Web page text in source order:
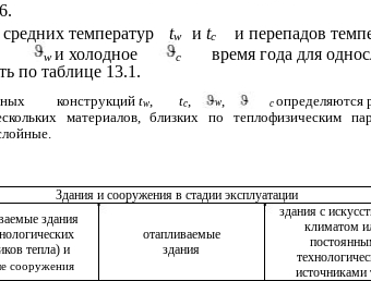
температур
tw и tc
и перепадов
wи холодное c
время года для
по таблице 13.1.
конструкций tw, tc, w, c определяются
материалов, близких по теплофизическим
Здания и сооружения в стадии эксплуатации
здания
здания с
климатом
отапливаемые
тепла) и здания
сооружения источниками